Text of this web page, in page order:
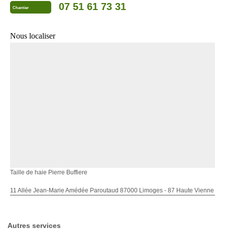
Chantier 07 51 61 73 31
Nous localiser
Taille de haie Pierre Buffiere
11 Allée Jean-Marie Amédée Paroutaud 87000 Limoges - 87 Haute Vienne
Autres services